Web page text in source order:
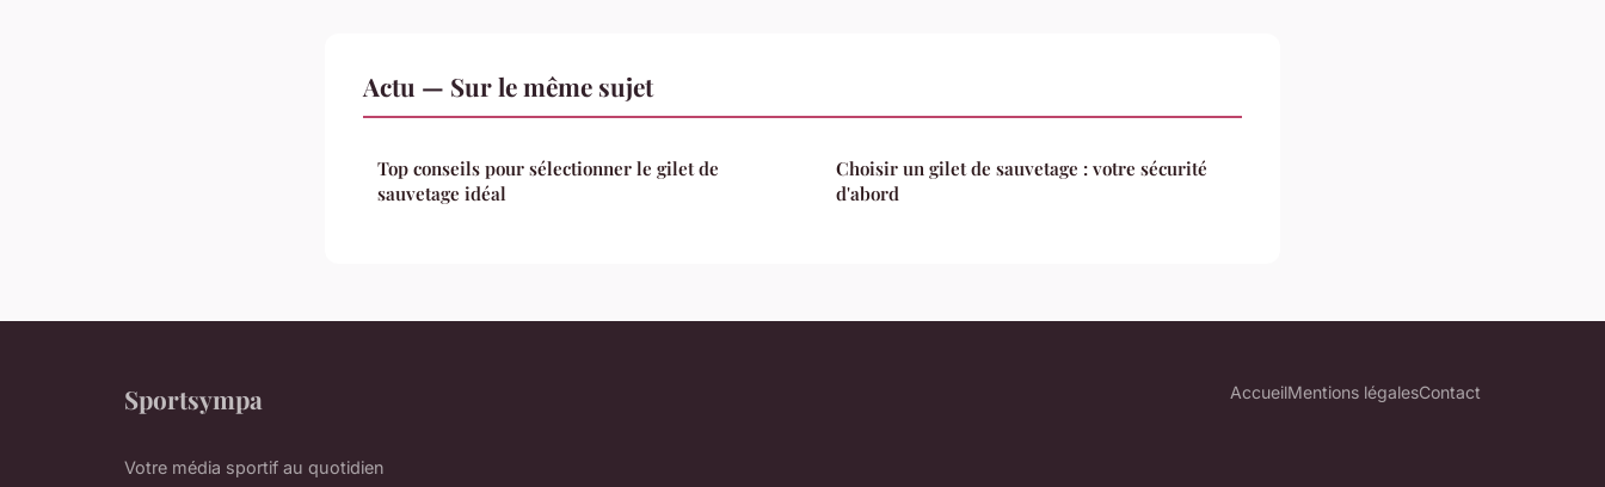
Actu — Sur le même sujet
Top conseils pour sélectionner le gilet de
sauvetage idéal
Choisir un gilet de sauvetage : votre sécurité
d'abord
Sportsympa
Votre média sportif au quotidien
AccueilMentions légalesContact